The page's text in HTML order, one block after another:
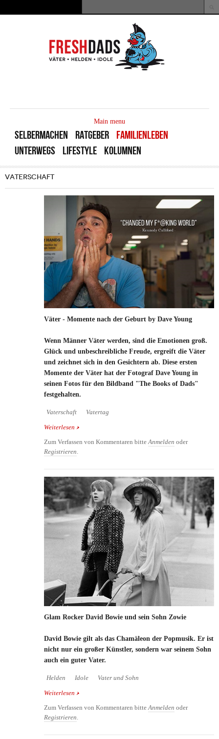
Suchformular
Main menu
SELBERMACHEN RATGEBER
FAMILIENLEBEN
UNTERWEGS
LIFESTYLE KOLUMNEN
VATERSCHAFT
Väter - Momente nach der Geburt by Dave Young
Wenn Männer Väter werden, sind die Emotionen groß.
Glück und unbeschreibliche Freude, ergreift die Väter
und zeichnet sich in den Gesichtern ab. Diese ersten
Momente der Väter hat der Fotograf Dave Young in
seinen Fotos für den Bildband "The Books of Dads"
festgehalten.
Vaterschaft Vatertag
Weiterlesen über Väter - Momente nach der Geburt by Dave
Zum Verfassen von Kommentaren bitteAnmelden oder
Registrieren.
Glam Rocker David Bowie und sein Sohn Zowie
David Bowie gilt als das Chamäleon der Popmusik. Er ist
nicht nur ein großer Künstler, sondern war seinem Sohn
auch ein guter Vater.
Helden Idole Vater und Sohn
Weiterlesen über Glam Rocker David Bowie und sein Sohn
Zum Verfassen von Kommentaren bitteAnmelden oder
Registrieren.